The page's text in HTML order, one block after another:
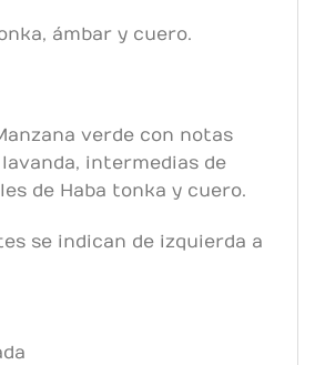
ámbar y cuero.
verde con notas
intermedias de
de Haba tonka y cuero.
se indican de izquierda a